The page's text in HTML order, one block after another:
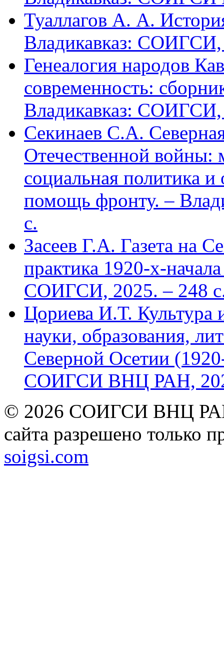
Туаллагов А. А.
Владикавказ: СОИГСИ,
Генеалогия народов
современность:
Владикавказ: СОИГСИ,
Секинаев С.А.
Отечественной войны:
социальная политика
помощь фронту. –
с.
Засеев Г.А. Газета на
практика 1920-х-
СОИГСИ, 2025. – 248
Цориева И.Т. Культура
науки, образования,
Северной Осетии
СОИГСИ ВНЦ РАН,
© 2026 СОИГСИ ВНЦ РАН
сайта разрешено только
soigsi.com